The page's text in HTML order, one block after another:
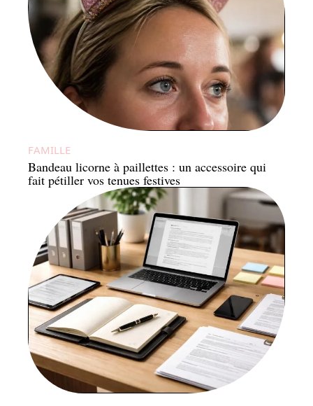
FAMILLE
Bandeau licorne à paillettes : un accessoire qui
fait pétiller vos tenues festives